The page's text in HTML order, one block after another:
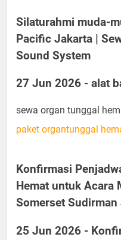
Silaturahmi muda-
Pacific Jakarta |
Sound System
27 Jun 2026 - alat
sewa organ tunggal
paket organtunggal
Konfirmasi
Hemat untuk Acara
Somerset Sudirman
25 Jun 2026 -